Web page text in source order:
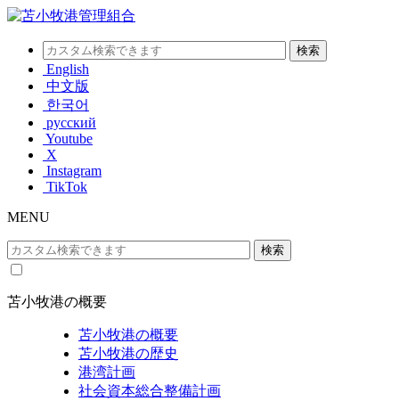
English
中文版
한국어
русский
Youtube
X
Instagram
TikTok
MENU
苫小牧港の概要
苫小牧港の概要
苫小牧港の歴史
港湾計画
社会資本総合整備計画